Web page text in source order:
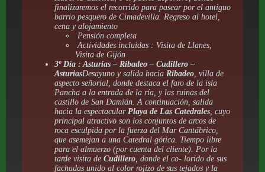
finalizaremos el recorrido para pasear por el antiguo
barrio pesquero de Cimadevilla. Regreso al hotel,
cena y alojamiento
Pensión completa
Actividades incluidas : Visita de Llanes,
Visita de Gijón
3º Día : Asturias – Ribadeo – Cudillero –
AsturiasDesayuno y salida hacia Ribadeo, villa de
aspecto señorial, donde destaca el faro de la isla
Pancha a la entrada de la ría, y las ruinas del
castillo de San Damián. A continuación, salida
hacia la espectacular Playa de Las Catedrales, cuyo
principal atractivo son los conjuntos de arcos de
roca esculpida por la fuerza del Mar Cantábrico,
que asemejan a una Catedral gótica. Tiempo libre
para el almuerzo (por cuenta del cliente). Por la
tarde visita de Cudillero, donde el co- lorido de sus
fachadas unido al color rojizo de sus tejados y la